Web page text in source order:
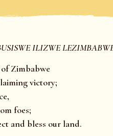
ILIZWE
Zimbabwe
victory;
foes;
and bless our land.